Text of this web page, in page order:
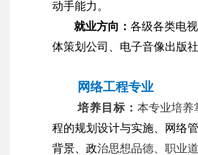
动手能力。
就业方向： 各级各类电
体策划公司、电子音像出版
网络工程专业
培养目标： 本专业培养
程的规划设计与实施、网络
背景、政治思想品德、职业